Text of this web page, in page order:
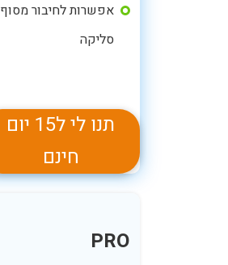
אפשרות לחיבור מסוף
סליקה
תנו לי ל15 יום
חינם
PRO